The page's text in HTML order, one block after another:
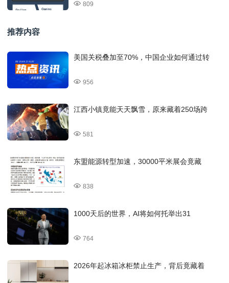
809
推荐内容
美国关税叠加至70%，中国企业如何通过转
956
江西小镇竟能天天飘雪，原来藏着250场跨
581
东盟能源转型加速，30000平米展会竟藏
838
1000天后的世界，AI将如何托举出31
764
2026年起冰箱冰柜禁止生产，背后竟藏着